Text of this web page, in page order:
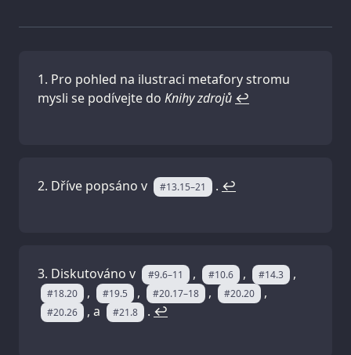
Pro pohled na ilustraci metafory stromu
mysli se podívejte do Knihy zdrojů ↩
Dříve popsáno v #13.15–21 . ↩
Diskutováno v #9.6–11 , #10.6 , #14.3 ,
#18.20 , #19.5 , #20.17–18 , #20.20 ,
#20.26 , a #21.8 . ↩